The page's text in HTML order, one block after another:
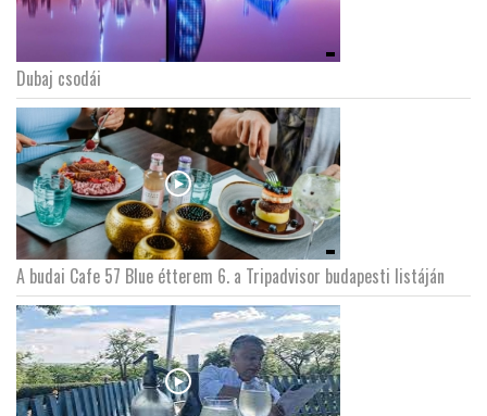
Dubaj csodái
A budai Cafe 57 Blue étterem 6. a Tripadvisor budapesti listáján